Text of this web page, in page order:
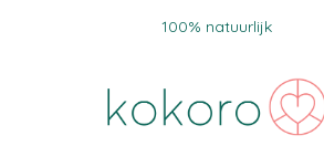
100% natuurlijk